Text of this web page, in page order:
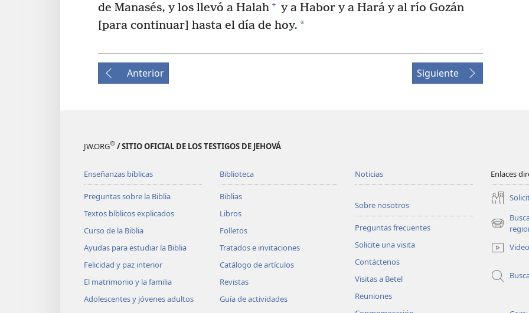
de Manasés, y los llevó a Halah + y a Habor y a Hará y al río Gozán
[para continuar] hasta el día de hoy. *
Anterior Siguiente
JW.ORG® / SITIO OFICIAL DE LOS TESTIGOS DE JEHOVÁ
Enseñanzas bíblicas
Preguntas sobre la Biblia
Textos bíblicos explicados
Curso de la Biblia
Ayudas para estudiar la Biblia
Felicidad y paz interior
El matrimonio y la familia
Adolescentes y jóvenes adultos
Biblioteca
Biblias
Libros
Folletos
Tratados e invitaciones
Catálogo de artículos
Revistas
Guía de actividades
Noticias
Sobre nosotros
Preguntas frecuentes
Solicite una visita
Contáctenos
Visitas a Betel
Reuniones
Enlaces
(abre
nueva